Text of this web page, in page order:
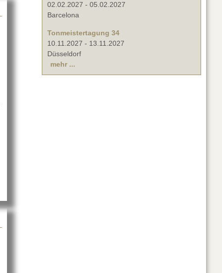
02.02.2027 - 05.02.2027
Barcelona
Tonmeistertagung 34
10.11.2027 - 13.11.2027
Düsseldorf
mehr ...